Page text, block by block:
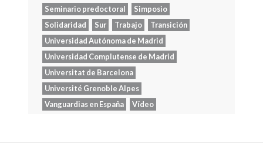
Seminario predoctoral
Simposio
Solidaridad
Sur Trabajo
Transición
Universidad Autónoma de Madrid
Universidad Complutense de Madrid
Universitat de Barcelona
Université Grenoble Alpes
Vanguardias en España
Vídeo